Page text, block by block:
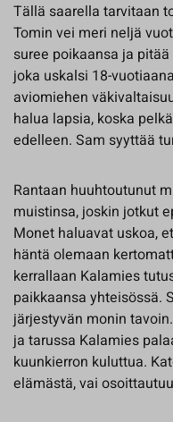
Tällä saarella tarvitaan
Tomin vei meri neljä
suree poikaansa ja
joka uskalsi 18-
aviomiehen
halua lapsia, koska
edelleen. Sam syyttää
Rantaan huuhtoutunut
muistinsa, joskin jotkut
Monet haluavat uskoa,
häntä olemaan
kerrallaan Kalamies
paikkaansa yhteisössä.
järjestyvän monin
ja tarussa Kalamies
kuunkierron kuluttua.
elämästä, vai